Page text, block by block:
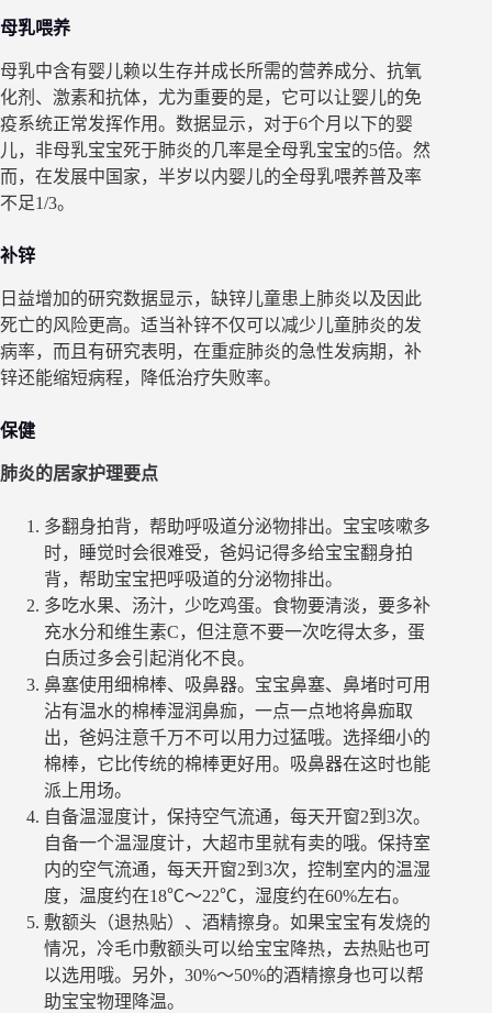
母乳喂养
母乳中含有婴儿赖以生存并成长所需的营养成分、抗氧
化剂、激素和抗体，尤为重要的是，它可以让婴儿的免
疫系统正常发挥作用。数据显示，对于6个月以下的婴
儿，非母乳宝宝死于肺炎的几率是全母乳宝宝的5倍。然
而，在发展中国家，半岁以内婴儿的全母乳喂养普及率
不足1/3。
补锌
日益增加的研究数据显示，缺锌儿童患上肺炎以及因此
死亡的风险更高。适当补锌不仅可以减少儿童肺炎的发
病率，而且有研究表明，在重症肺炎的急性发病期，补
锌还能缩短病程，降低治疗失败率。
保健
肺炎的居家护理要点
多翻身拍背，帮助呼吸道分泌物排出。宝宝咳嗽多
时，睡觉时会很难受，爸妈记得多给宝宝翻身拍
背，帮助宝宝把呼吸道的分泌物排出。
多吃水果、汤汁，少吃鸡蛋。食物要清淡，要多补
充水分和维生素C，但注意不要一次吃得太多，蛋
白质过多会引起消化不良。
鼻塞使用细棉棒、吸鼻器。宝宝鼻塞、鼻堵时可用
沾有温水的棉棒湿润鼻痂，一点一点地将鼻痂取
出，爸妈注意千万不可以用力过猛哦。选择细小的
棉棒，它比传统的棉棒更好用。吸鼻器在这时也能
派上用场。
自备温湿度计，保持空气流通，每天开窗2到3次。
自备一个温湿度计，大超市里就有卖的哦。保持室
内的空气流通，每天开窗2到3次，控制室内的温湿
度，温度约在18℃～22℃，湿度约在60%左右。
敷额头（退热贴）、酒精擦身。如果宝宝有发烧的
情况，冷毛巾敷额头可以给宝宝降热，去热贴也可
以选用哦。另外，30%～50%的酒精擦身也可以帮
助宝宝物理降温。